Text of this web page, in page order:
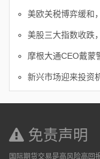
美欧关税博弈缓和
美股三大指数收跌
摩根大通CEO戴蒙
新兴市场迎来投资
免责声明
国际期货交易是高风险高回